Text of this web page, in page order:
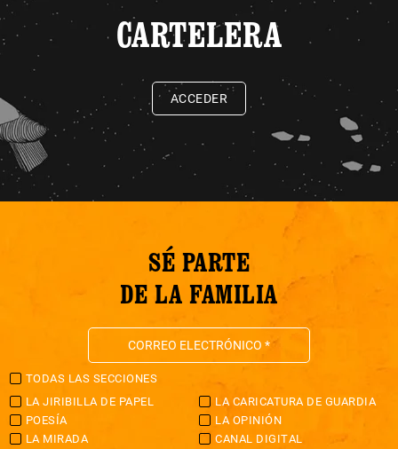
CARTELERA
ACCEDER
SÉ PARTE
DE LA FAMILIA
TODAS LAS SECCIONES
LA JIRIBILLA DE PAPEL
LA CARICATURA DE GUARDIA
POESÍA
LA OPINIÓN
LA MIRADA
CANAL DIGITAL